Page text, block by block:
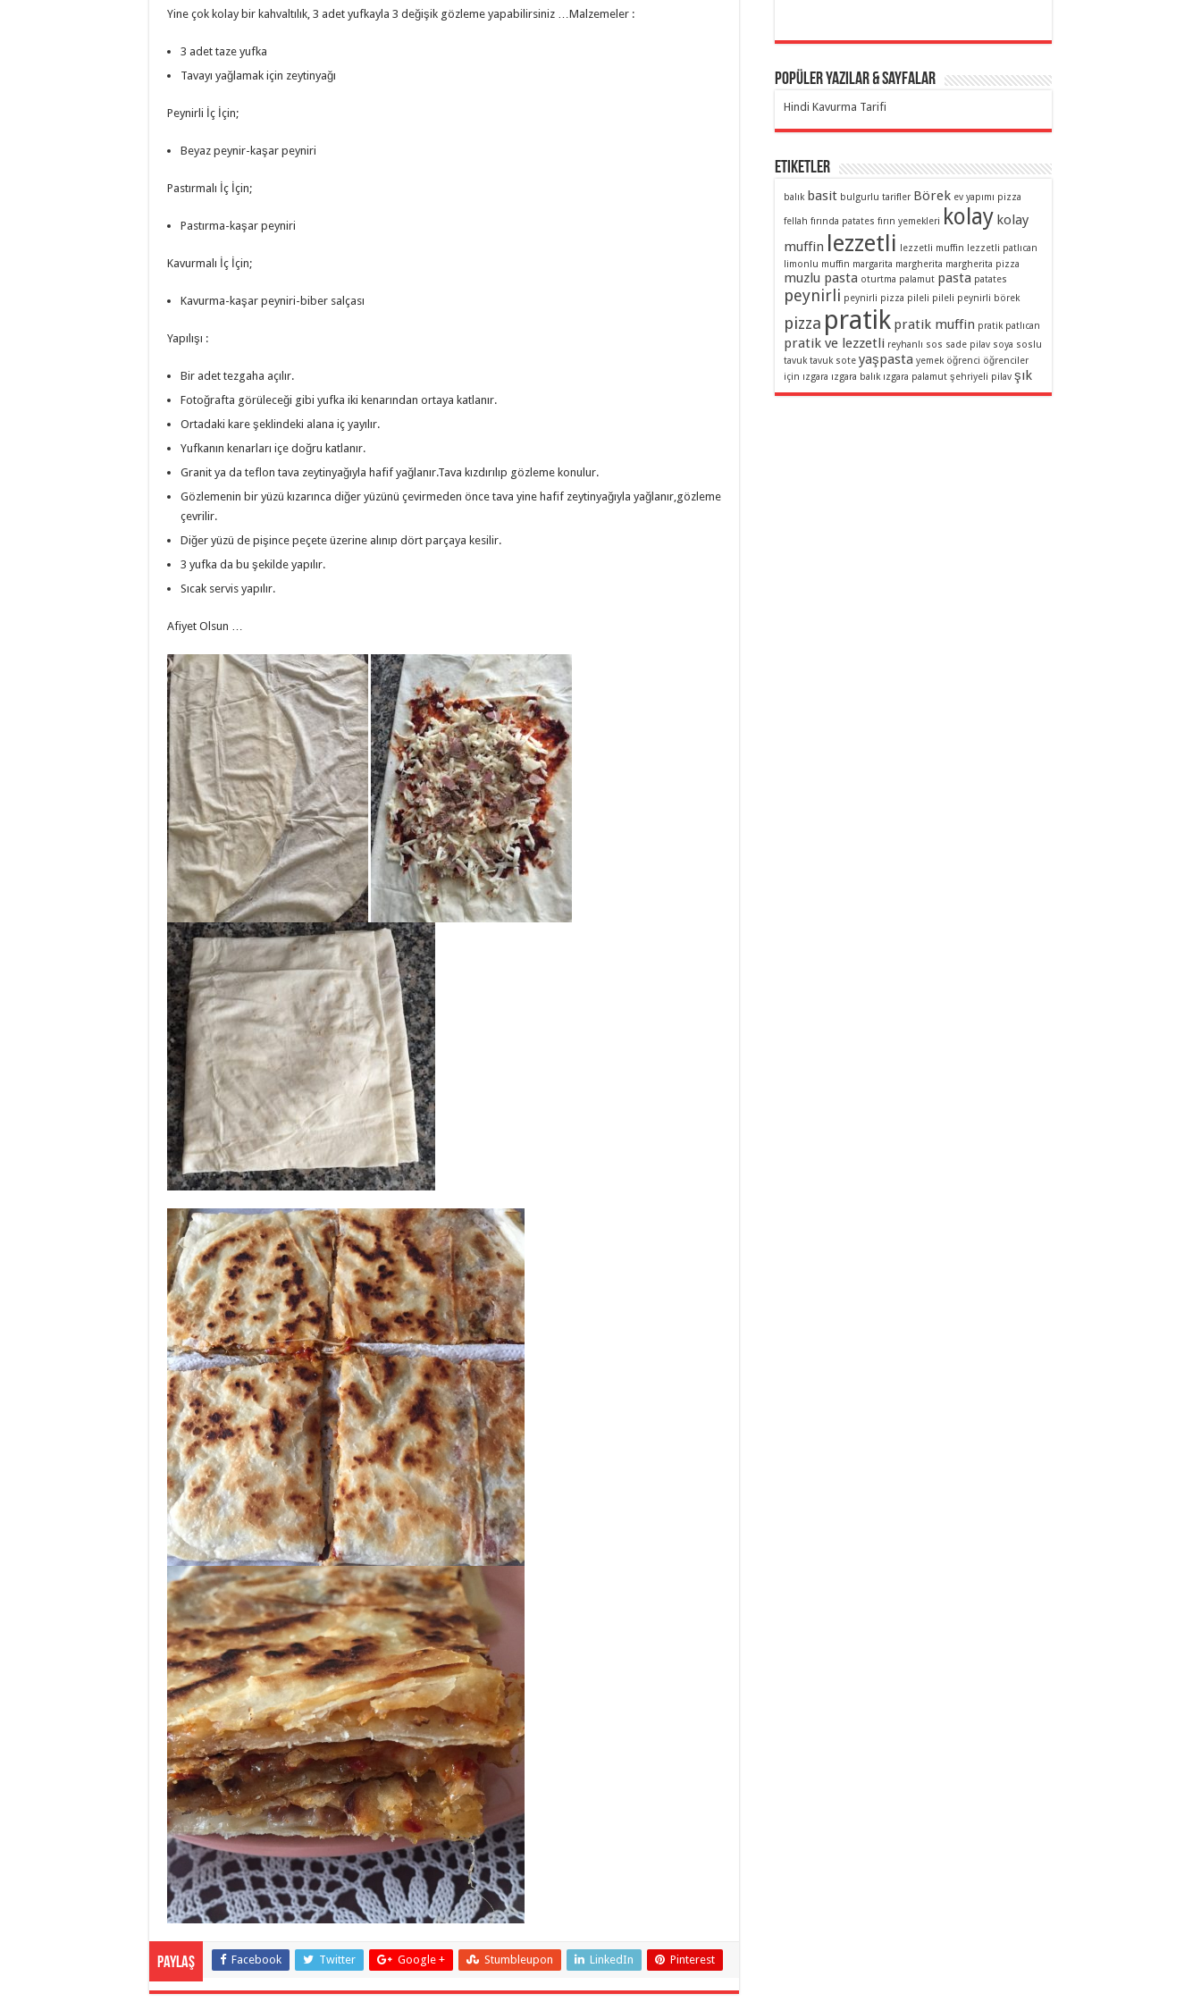
Yine çok kolay bir kahvaltılık, 3 adet yufkayla 3 değişik gözleme yapabilirsiniz …Malzemeler :
3 adet taze yufka
Tavayı yağlamak için zeytinyağı
Peynirli İç İçin;
Beyaz peynir-kaşar peyniri
Pastırmalı İç İçin;
Pastırma-kaşar peyniri
Kavurmalı İç İçin;
Kavurma-kaşar peyniri-biber salçası
Yapılışı :
Bir adet tezgaha açılır.
Fotoğrafta görüleceği gibi yufka iki kenarından ortaya katlanır.
Ortadaki kare şeklindeki alana iç yayılır.
Yufkanın kenarları içe doğru katlanır.
Granit ya da teflon tava zeytinyağıyla hafif yağlanır.Tava kızdırılıp gözleme konulur.
Gözlemenin bir yüzü kızarınca diğer yüzünü çevirmeden önce tava yine hafif zeytinyağıyla yağlanır,gözleme
çevrilir.
Diğer yüzü de pişince peçete üzerine alınıp dört parçaya kesilir.
3 yufka da bu şekilde yapılır.
Sıcak servis yapılır.
Afiyet Olsun …
Paylaş Facebook Twitter Google + Stumbleupon LinkedIn Pinterest
Popüler Yazılar & Sayfalar
Hindi Kavurma Tarifi
Etiketler
balık basit bulgurlu tarifler Börek ev yapımı pizza
fellah fırında patates fırın yemekleri kolay kolay
muffin lezzetli lezzetli muffin lezzetli patlıcan
limonlu muffin margarita margherita margherita pizza
muzlu pasta oturtma palamut pasta patates
peynirli peynirli pizza pileli pileli peynirli börek
pizza pratik pratik muffin pratik patlıcan
pratik ve lezzetli reyhanlı sos sade pilav soya soslu
tavuk tavuk sote yaşpasta yemek öğrenci öğrenciler
için ızgara ızgara balık ızgara palamut şehriyeli pilav şık